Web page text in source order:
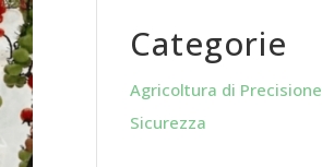
Categorie
Agricoltura di Precisione
Sicurezza